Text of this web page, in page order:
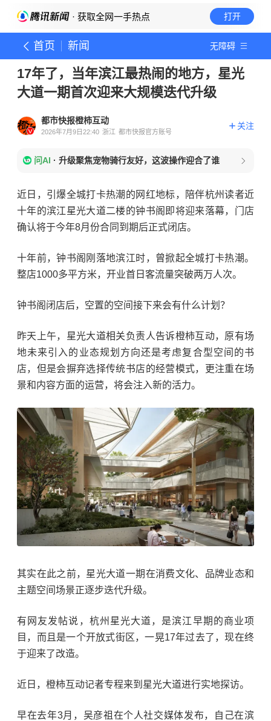
· 获取全网一手热点 打开
首页 新闻 无障碍
17年了，当年滨江最热闹的地方，星光
大道一期首次迎来大规模迭代升级
都市快报橙柿互动
2026年7月9日22:40 浙江 都市快报官方账号
关注
问AI · 升级聚焦宠物骑行友好，这波操作迎合了谁
近日，引爆全城打卡热潮的网红地标，陪伴杭州读者近
十年的滨江星光大道二楼的钟书阁即将迎来落幕，门店
确认将于今年8月份合同到期后正式闭店。
十年前，钟书阁刚落地滨江时，曾掀起全城打卡热潮。
整店1000多平方米，开业首日客流量突破两万人次。
钟书阁闭店后，空置的空间接下来会有什么计划？
昨天上午，星光大道相关负责人告诉橙柿互动，原有场
地未来引入的业态规划方向还是考虑复合型空间的书
店，但是会摒弃选择传统书店的经营模式，更注重在场
景和内容方面的运营，将会注入新的活力。
其实在此之前，星光大道一期在消费文化、品牌业态和
主题空间场景正逐步迭代升级。
有网友发帖说，杭州星光大道，是滨江早期的商业项
目，而且是一个开放式街区，一晃17年过去了，现在终
于迎来了改造。
近日，橙柿互动记者专程来到星光大道进行实地探访。
早在去年3月，吴彦祖在个人社交媒体发布，自己在滨